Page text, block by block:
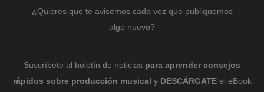
¿Quieres que te avisemos cada vez que publiquemos
algo nuevo?
Suscríbete al boletín de noticias para aprender consejos
rápidos sobre producción musical y DESCÁRGATEel eBook